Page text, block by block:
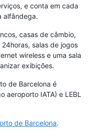
e conta em cada
alfândega.
casas de câmbio,
salas de jogos
wireless e uma sala
exibições.
de Barcelona é
aeroporto IATA) e LEBL
de Barcelona.